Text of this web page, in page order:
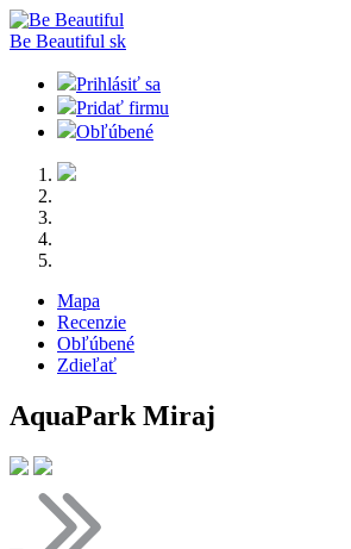
Be Beautiful sk
Prihlásiť sa
Pridať firmu
Obľúbené
Mapa
Recenzie
Obľúbené
Zdieľať
AquaPark Miraj